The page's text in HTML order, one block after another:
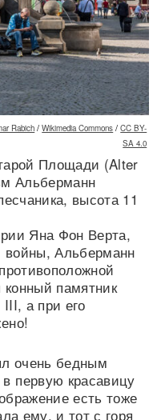
Rabich /Wikimedia Commons /CC BY-
SA 4.0
Площади (Alter
Альберманн
высота 11
Яна Фон Верта,
войны, Альберманн
памятник
а при его
очень бедным
первую красавицу
есть тоже
ему, и тот с горя